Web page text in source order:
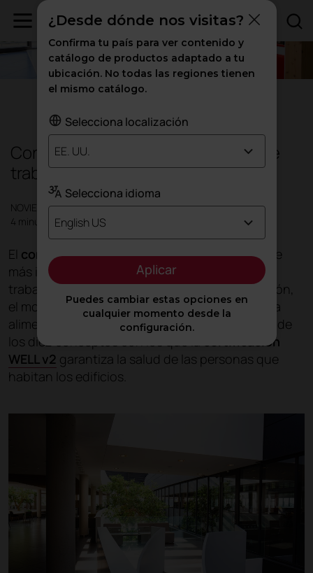
Confort acústico en los espacios de
trabajo
NOVIEMBRE 2019
4 minutos
El confort acústicoes uno de los aspectos que
más influyen en la salud y el bienestar de los
trabajadores. Junto al aire, el agua, la iluminación,
el movimiento, la temperatura, los materiales, la
alimentación, la mente y la comunidad, es uno de
los diez conceptos con los que lacertificación
WELL v2 garantiza la salud de las personas que
habitan los edificios.
¿Desde dónde nos visitas?
Confirma tu país para ver contenido y
catálogo de productos adaptado a tu
ubicación. No todas las regiones tienen
el mismo catálogo.
Selecciona localización
EE. UU.
Selecciona idioma
English US
Aplicar
Puedes cambiar estas opciones en
cualquier momento desde la
configuración.